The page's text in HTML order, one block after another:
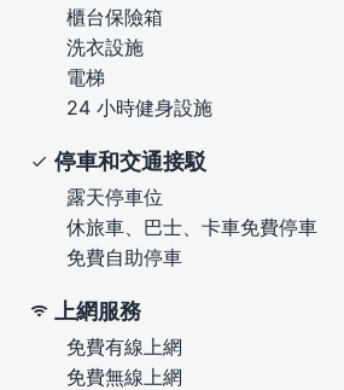
櫃台保險箱
洗衣設施
電梯
24 小時健身設施
停車和交通接駁
露天停車位
休旅車、巴士、卡車免費停車
免費自助停車
上網服務
免費有線上網
免費無線上網